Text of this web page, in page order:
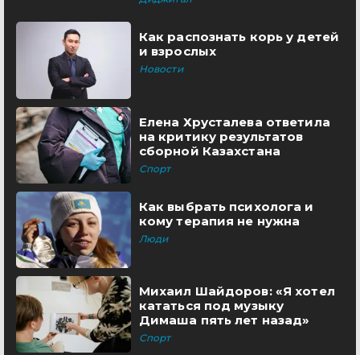
Как распознать корь у детей
и взрослых
Новости
Елена Хрусталева ответила
на критику результатов
сборной Казахстана
Спорт
Как выбрать психолога и
кому терапия не нужна
Люди
Михаил Шайдоров: «Я хотел
кататься под музыку
Димаша пять лет назад»
Спорт